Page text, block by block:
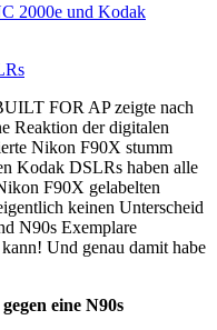
2000e und Kodak
FOR AP zeigte nach
Reaktion der digitalen
Nikon F90X stumm
Kodak DSLRs haben alle
F90X gelabelten
keinen Unterscheid
N90s Exemplare
Und genau damit habe
eine N90s